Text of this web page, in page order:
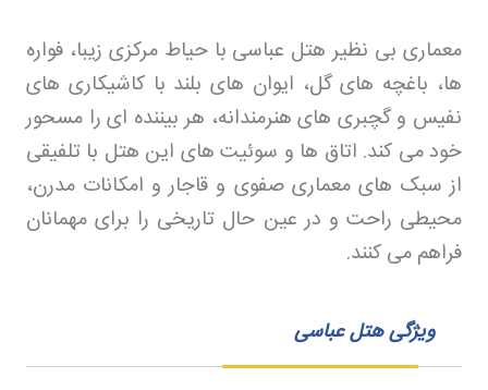
معماری بی نظیر هتل عباسی با حیاط مرکزی زیبا، فواره
ها، باغچه های گل، ایوان های بلند با کاشیکاری های
نفیس و گچبری های هنرمندانه، هر بیننده ای را مسحور
خود می کند. اتاق ها و سوئیت های این هتل با تلفیقی
از سبک های معماری صفوی و قاجار و امکانات مدرن،
محیطی راحت و در عین حال تاریخی را برای مهمانان
فراهم می کنند.
ویژگی هتل عباسی